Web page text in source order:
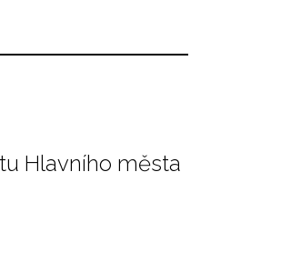
Hlavního města